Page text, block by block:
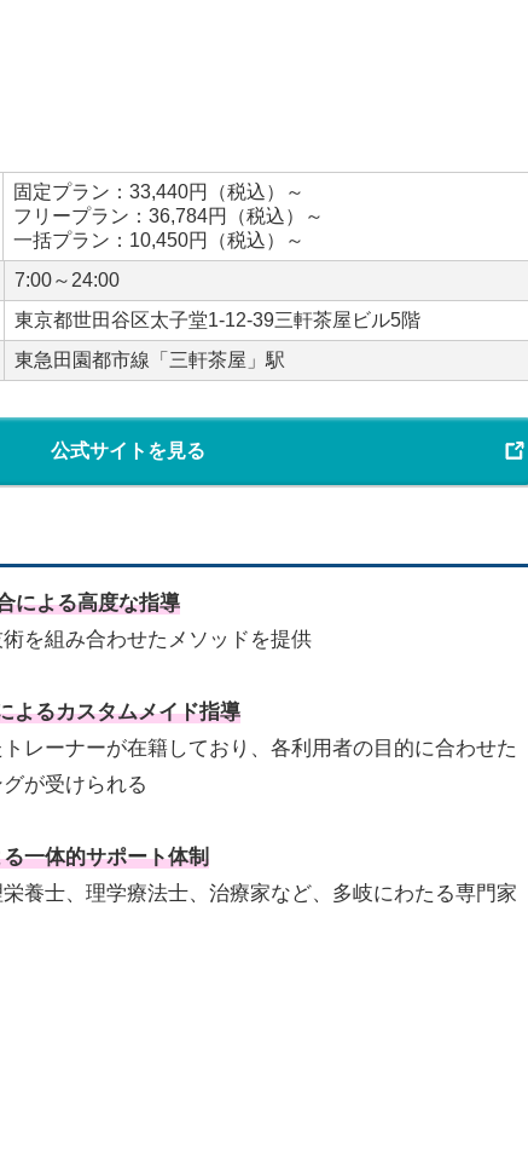
固定プラン：33,440円（税込）～
フリープラン：36,784円（税込）～
一括プラン：10,450円（税込）～
7:00～24:00
東京都世田谷区太子堂1-12-39三軒茶屋ビル5階
東急田園都市線「三軒茶屋」駅
公式サイトを見る
による高度な指導
を組み合わせたメソッドを提供
よるカスタムメイド指導
レーナーが在籍しており、各利用者の目的に合わせた
が受けられる
一体的サポート体制
養士、理学療法士、治療家など、多岐にわたる専門家